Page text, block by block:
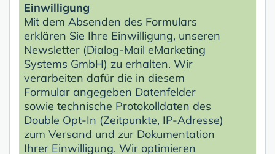
Einwilligung
Mit dem Absenden des Formulars
erklären Sie Ihre Einwilligung, unseren
Newsletter (Dialog-Mail eMarketing
Systems GmbH) zu erhalten. Wir
verarbeiten dafür die in diesem
Formular angegeben Datenfelder
sowie technische Protokolldaten des
Double Opt-In (Zeitpunkte, IP-Adresse)
zum Versand und zur Dokumentation
Ihrer Einwilligung. Wir optimieren